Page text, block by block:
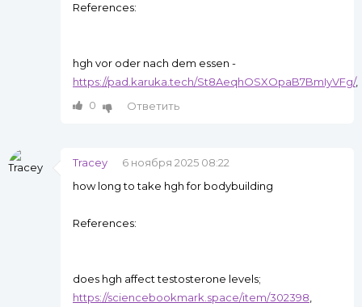
References:
hgh vor oder nach dem essen -
https://pad.karuka.tech/St8AeqhOSXOpaB7BmIyVFg/,
0
Ответить
Tracey
6 ноября 2025 08:22
how long to take hgh for bodybuilding
References:
does hgh affect testosterone levels;
https://sciencebookmark.space/item/302398